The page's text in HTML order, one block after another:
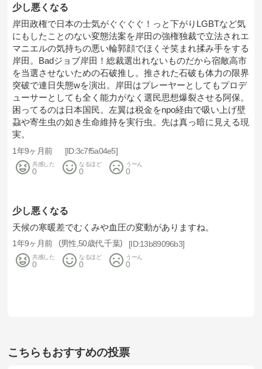
少し悪くなる
岸田政権で日本の士気がぐぐぐぐ！っと下がりLGBTなど気
にもしたことのない変態法案を岸田の強権独裁で立法されエ
マニエルの気持ちの悪い輪郭顔でほくそ笑まれ揉み手をする
岸田。Badジョブ岸田！総裁選出れないものだから宿敵高市
を当選させないための石破推し。推された石破も体力の限界
突破で連日失態wを演出。岸田はプレーヤーとしてもプロデ
ューサーとしても全く能力がなく選民思想爆裂させる阿保。
困ってるのは日本国民。左翼は税金をnpo経由で吸い上げ壁
蝨や寄生虫の如き生命維持を実行虫。先は真っ暗に見える現
実。
1年9ヶ月前 3c7f5a04e5
共感した
0
なるほど
0
うーん
0
少し悪くなる
天候の寒暖差でむくみや血圧の変動がありますね。
1年9ヶ月前 男性 50歳代 千葉 13b89096b3
共感した
0
なるほど
0
うーん
0
こちらもおすすめの投票